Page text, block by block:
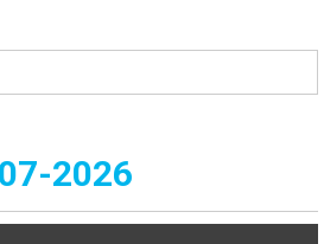
2026